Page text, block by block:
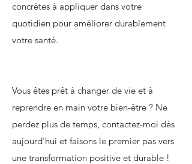
concrètes à appliquer dans votre
quotidien pour améliorer durablement
votre santé.
Vous êtes prêt à changer de vie et à
reprendre en main votre bien-être ? Ne
perdez plus de temps, contactez-moi dès
aujourd’hui et faisons le premier pas vers
une transformation positive et durable !